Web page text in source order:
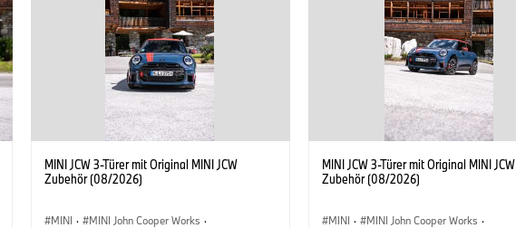
MINI JCW 3-Türer mit Original MINI JCW
Zubehör (08/2026)
MINI · MINI John Cooper Works ·
MINI JCW 3-Türer mit Original MINI JCW
Zubehör (08/2026)
MINI · MINI John Cooper Works ·